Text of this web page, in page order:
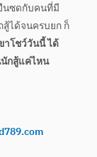
นซดกับคนที่มี
ได้จนครบยก ก็
าโชว์วันนี้ ได้
กสู้แค่ไหน